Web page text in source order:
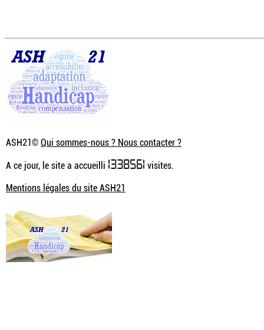
ASH21©Qui sommes-nous ? Nous contacter ?
A ce jour, le site a accueilli 1338561 visites.
Mentions légales du site ASH21